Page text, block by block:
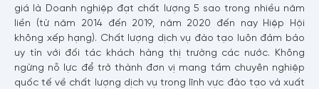
giá là Doanh nghiệp đạt chất lượng 5 sao trong nhiều năm
liền (từ năm 2014 đến 2019, năm 2020 đến nay Hiệp Hội
không xếp hạng). Chất lượng dịch vụ đào tạo luôn đảm bảo
uy tín với đối tác khách hàng thị trường các nước. Không
ngừng nỗ lực để trở thành đơn vị mang tầm chuyên nghiệp
quốc tế về chất lượng dịch vụ trong lĩnh vực đào tạo và xuất